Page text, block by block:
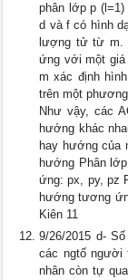
phân lớp p
d và f có hình
lượng tử từ m.
ứng với một
m xác định
trên một
Như vậy, các
hướng khác
hay hướng của
hướng Phân
ứng: px, py, pz
hướng tương
Kiên 11
9/26/2015 d-
các ngtố người
nhân còn tự